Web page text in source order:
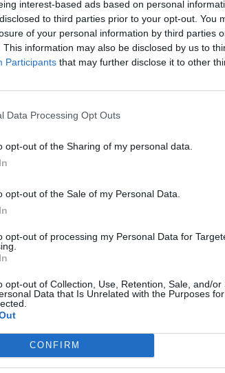
interest-based ads based on personal
to third parties prior to your opt-out. You
of your personal information by third parties
This information may also be disclosed by us to
Participants that may further disclose it to other
Data Processing Opt Outs
opt-out of the Sharing of my personal data.
opt-out of the Sale of my Personal Data.
opt-out of processing my Personal Data for
opt-out of Collection, Use, Retention, Sale, and/or
Data that Is Unrelated with the Purposes
CONFIRM
cardiaques doivent être particulièrement
soleil et une ingestion rapide d’un demi-litre
le nerf vague. Cela peut provoquer un
Pour un adulte en bonne santé, boire lentement
mais pour les personnes fragiles, le risque
par temps chaud
les produits très glacés lors de canicule. Ces
la sensation de soif, ce qui peut conduire
de l’eau se situe entre 12 et 15 °C, jusqu’à 18
sans irriter la gorge.
bouteilles dans une pièce fraîche ou à l’ombre,
de l’eau glacée est disponible, voici quelques
eau à température ambiante.
réfrigérateur pendant 15 à 20 minutes avant de
avoir été dans un environnement chaud.